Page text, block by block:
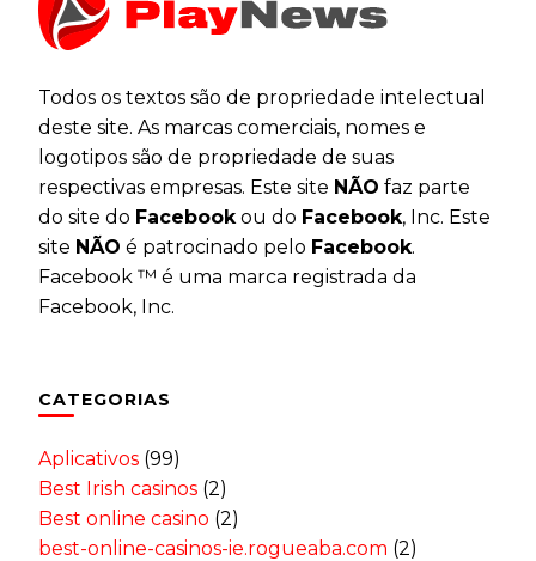
Todos os textos são de propriedade intelectual
deste site. As marcas comerciais, nomes e
logotipos são de propriedade de suas
respectivas empresas. Este site NÃO faz parte
do site do Facebook ou do Facebook, Inc. Este
site NÃO é patrocinado pelo Facebook.
Facebook ™ é uma marca registrada da
Facebook, Inc.
CATEGORIAS
Aplicativos (99)
Best Irish casinos (2)
Best online casino (2)
best-online-casinos-ie.rogueaba.com (2)